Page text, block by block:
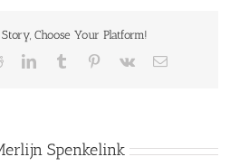
Choose Your Platform!
RedditLinkedInTumblr Pinterest
Vk
E-
Spenkelink